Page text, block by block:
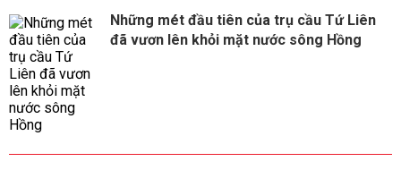
Những mét đầu tiên của trụ cầu Tứ Liên
đã vươn lên khỏi mặt nước sông Hồng